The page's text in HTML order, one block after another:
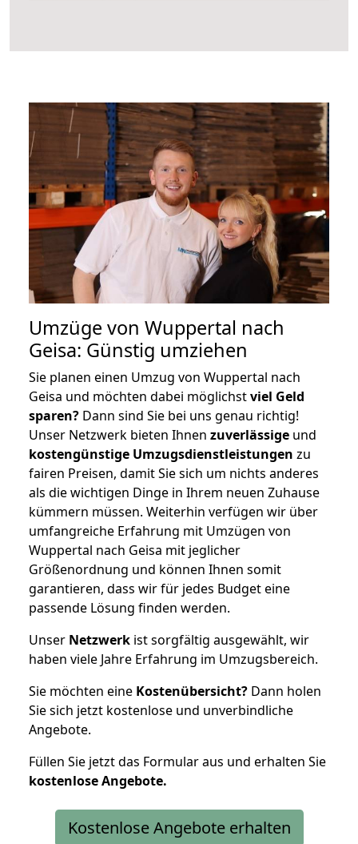
Umzüge von Wuppertal nach
Geisa: Günstig umziehen
Sie planen einen Umzug von Wuppertal nach
Geisa und möchten dabei möglichstviel Geld
sparen? Dann sind Sie bei uns genau richtig!
Unser Netzwerk bieten Ihnen zuverlässige und
kostengünstige Umzugsdienstleistungen zu
fairen Preisen, damit Sie sich um nichts anderes
als die wichtigen Dinge in Ihrem neuen Zuhause
kümmern müssen. Weiterhin verfügen wir über
umfangreiche Erfahrung mit Umzügen von
Wuppertal nach Geisa mit jeglicher
Größenordnung und können Ihnen somit
garantieren, dass wir für jedes Budget eine
passende Lösung finden werden.
Unser Netzwerk ist sorgfältig ausgewählt, wir
haben viele Jahre Erfahrung im Umzugsbereich.
Sie möchten eine Kostenübersicht? Dann holen
Sie sich jetzt kostenlose und unverbindliche
Angebote.
Füllen Sie jetzt das Formular aus und erhalten Sie
kostenloseAngebote.
Kostenlose Angebote erhalten